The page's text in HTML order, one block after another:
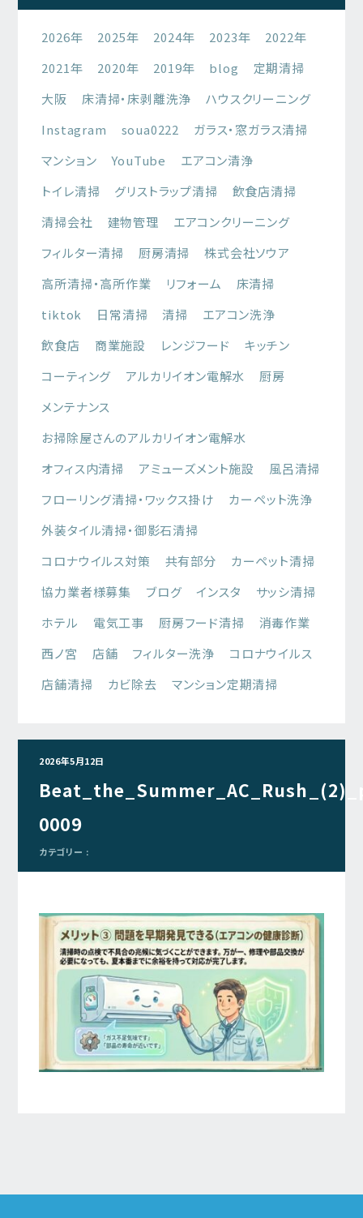
2026年 2025年 2024年 2023年
2022年
2021年
2020年 2019年 blog
定期清掃
大阪
床清掃・床剥離洗浄
ハウスクリーニング
Instagram
soua0222
ガラス・窓ガラス清掃
マンション
YouTube
エアコン清浄
トイレ清掃
グリストラップ清掃
飲食店清掃
清掃会社
建物管理
エアコンクリーニング
フィルター清掃
厨房清掃
株式会社ソウア
高所清掃・高所作業
リフォーム
床清掃
tiktok
日常清掃 清掃
エアコン洗浄
飲食店
商業施設 レンジフード
キッチン
コーティング
アルカリイオン電解水
厨房
メンテナンス
お掃除屋さんのアルカリイオン電解水
オフィス内清掃
アミューズメント施設
風呂清掃
フローリング清掃・ワックス掛け
カーペット洗浄
外装タイル清掃・御影石清掃
コロナウイルス対策
共有部分
カーペット清掃
協力業者様募集
ブログ インスタ
サッシ清掃
ホテル
電気工事 厨房フード清掃
消毒作業
西ノ宮
店舗 フィルター洗浄
コロナウイルス
店舗清掃
カビ除去 マンション定期清掃
2026年5月12日
0009
カテゴリー :